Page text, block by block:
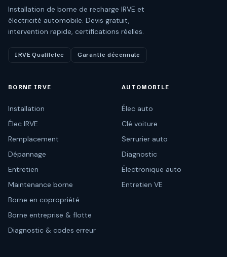
Installation de borne de recharge IRVE et
électricité automobile. Devis gratuit,
intervention rapide, certifications réelles.
IRVE Qualifelec Garantie décennale
BORNE IRVE
Installation
Élec IRVE
Remplacement
Dépannage
Entretien
Maintenance borne
Borne en copropriété
Borne entreprise & flotte
Diagnostic & codes erreur
AUTOMOBILE
Élec auto
Clé voiture
Serrurier auto
Diagnostic
Électronique auto
Entretien VE